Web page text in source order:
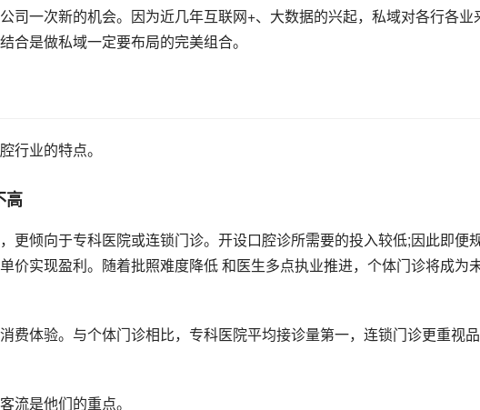
司一次新的机会。因为近几年互联网+、大数据的兴起，私域对各行各业
合是做私域一定要布局的完美组合。
行业的特点。
高
更倾向于专科医院或连锁门诊。开设口腔诊所需要的投入较低;因此即便
价实现盈利。随着批照难度降低 和医生多点执业推进，个体门诊将成为
费体验。与个体门诊相比，专科医院平均接诊量第一，连锁门诊更重视
流是他们的重点。